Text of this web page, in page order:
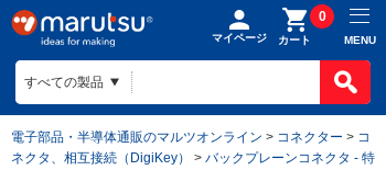
マイページ カート
0
MENU
電子部品・半導体通販のマルツオンライン > コネクター > コ
ネクタ、相互接続（DigiKey）
> バックプレーンコネクタ - 特